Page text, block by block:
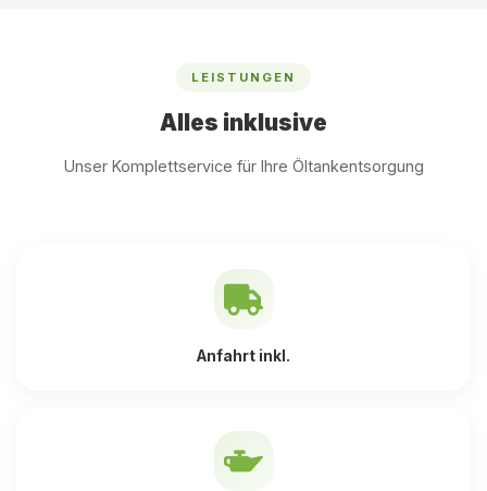
LEISTUNGEN
Alles inklusive
Unser Komplettservice für Ihre Öltankentsorgung
Anfahrt inkl.